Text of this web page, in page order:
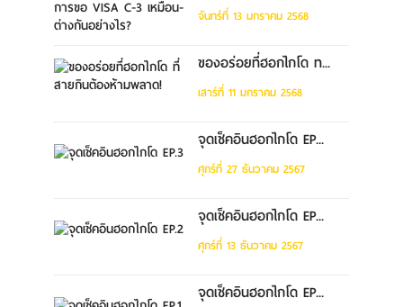
จันทร์ที่ 13 มกราคม 2568
ของอร่อยที่ฮอกไกโด ท...
เสาร์ที่ 11 มกราคม 2568
จุดเช็คอินฮอกไกโด EP...
ศุกร์ที่ 27 ธันวาคม 2567
จุดเช็คอินฮอกไกโด EP...
ศุกร์ที่ 13 ธันวาคม 2567
จุดเช็คอินฮอกไกโด EP...